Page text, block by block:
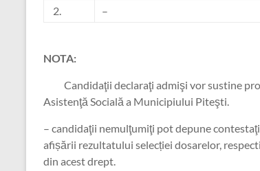
2.
–
NOTA:
Candidaţii declaraţi admişi vor sustine
Asistenţă Socială a Municipiului Piteşti.
– candidaţii nemulţumiţi pot depune
afișării rezultatului selecției dosarelor,
din acest drept.